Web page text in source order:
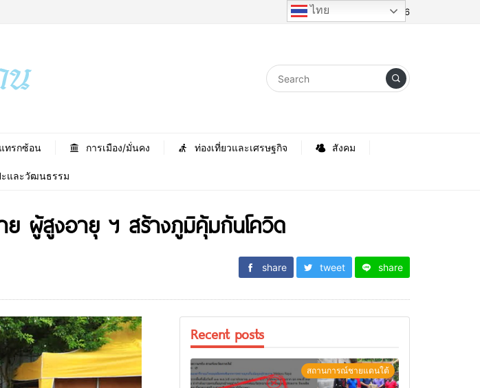
Saturday, 8 August 2026
ทรกซ้อน การเมือง/มั่นคง ท่องเที่ยวและเศรษฐกิจ สังคม
และวัฒนธรรม
ย ผู้สูงอายุ ฯ สร้างภูมิคุ้มกันโควิด
share tweet share
Recent posts
สถานการณ์ชายแดนใต้
ไทย